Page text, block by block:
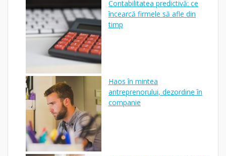
Contabilitatea predictivă: ce
încearcă firmele să afle din
timp
Haos în mintea
antreprenorului, dezordine în
companie